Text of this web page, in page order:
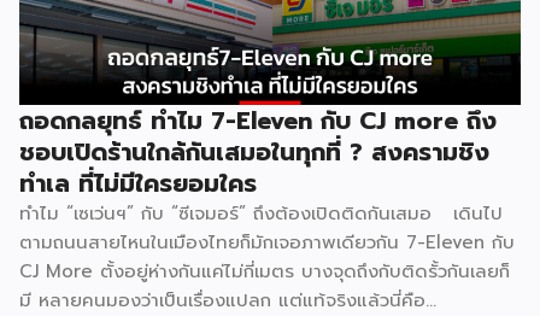
. [ 1.สงครามที่ไม่มีใครกล้าหยุดก่อน ] . สงครามบุฟเฟต์ไม่ได้เกิด
จากความใจดีของแบรนด์ แต่เกิดจาก ความกลัว กลัวเสียลูกค้าให้
คู่แข่งตามมาตรฐานธุรกิจร้านอาหารไทย Food Cost ที่ดีควรอยู่
ที่ 25–35% ของราคาขาย และ Net […]
ถอดกลยุทธ์ ทำไม 7-Eleven กับ CJ more ถึง
ชอบเปิดร้านใกล้กันเสมอในทุกที่ ? สงครามชิง
ทำเล ที่ไม่มีใครยอมใคร
ทำไม “เซเว่นฯ” กับ “ซีเจมอร์” ถึงต้องเปิดติดกันเสมอ เดินไป
ตามถนนสายไหนในเมืองไทยก็มักเจอภาพเดียวกัน 7-Eleven กับ
CJ More ตั้งอยู่ห่างกันแค่ไม่กี่เมตร บางจุดถึงกับติดรั้วกันเลยก็
มี หลายคนมองว่าเป็นเรื่องแปลก แต่แท้จริงแล้วนี่คือ